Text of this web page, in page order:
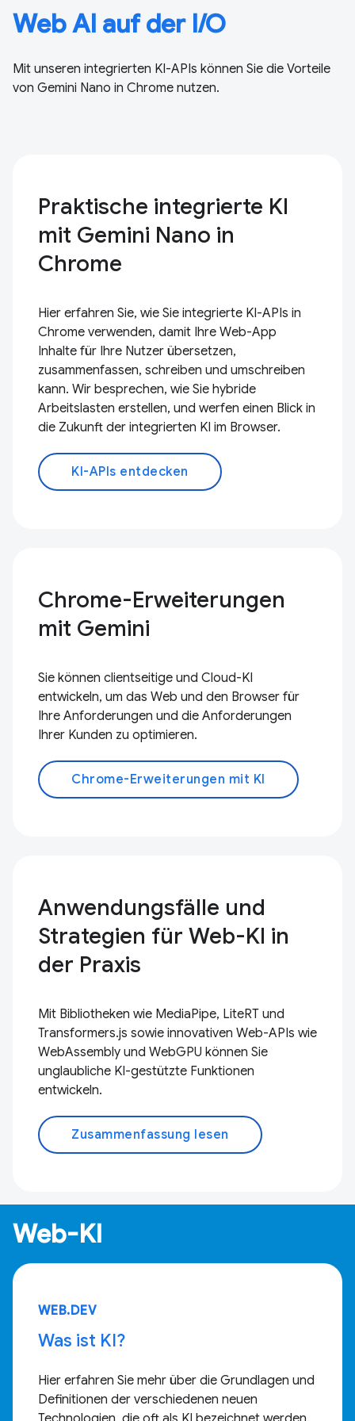
Web AI auf der I/O
Mit unseren integrierten KI-APIs können Sie die Vorteile
von Gemini Nano in Chrome nutzen.
Praktische integrierte KI
mit Gemini Nano in
Chrome
Hier erfahren Sie, wie Sie integrierte KI-APIs in
Chrome verwenden, damit Ihre Web-App
Inhalte für Ihre Nutzer übersetzen,
zusammenfassen, schreiben und umschreiben
kann. Wir besprechen, wie Sie hybride
Arbeitslasten erstellen, und werfen einen Blick in
die Zukunft der integrierten KI im Browser.
KI-APIs entdecken
Chrome-Erweiterungen
mit Gemini
Sie können clientseitige und Cloud-KI
entwickeln, um das Web und den Browser für
Ihre Anforderungen und die Anforderungen
Ihrer Kunden zu optimieren.
Chrome-Erweiterungen mit KI
Anwendungsfälle und
Strategien für Web-KI in
der Praxis
Mit Bibliotheken wie MediaPipe, LiteRT und
Transformers.js sowie innovativen Web-APIs wie
WebAssembly und WebGPU können Sie
unglaubliche KI-gestützte Funktionen
entwickeln.
Zusammenfassung lesen
Web-KI
WEB.DEV
Was ist KI?
Hier erfahren Sie mehr über die Grundlagen und
Definitionen der verschiedenen neuen